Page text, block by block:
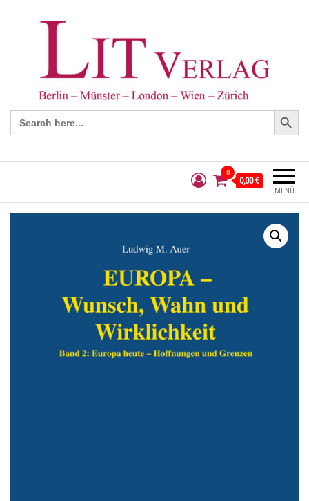
Search
for:
Search Button
MENÜ
0
0,00 €